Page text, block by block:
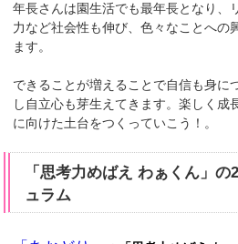
年長さんは園生活でも最年長となり、
力など社会性も伸び、色々なことへの
ます。
できることが増えることで自信も身に
し自立心も芽生えてきます。楽しく成
に向けた土台をつくっていこう！。
「思考力めばえ わぁくん」
ュラム